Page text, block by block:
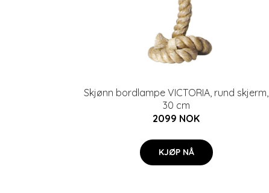
Skjønn bordlampe VICTORIA, rund skjerm,
30 cm
2099 NOK
KJØP NÅ